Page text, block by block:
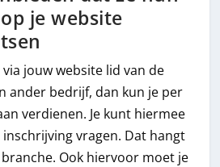
je website
jouw website lid van de
ander bedrijf, dan kun je per
verdienen. Je kunt hiermee
vragen. Dat hangt
Ook hiervoor moet je